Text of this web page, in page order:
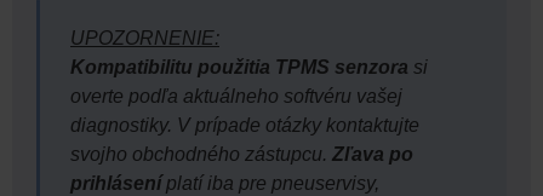
UPOZORNENIE:
Kompatibilitu použitia TPMS senzora si
overte podľa aktuálneho softvéru vašej
diagnostiky. V prípade otázky kontaktujte
svojho obchodného zástupcu. Zľava po
prihláseníplatí iba pre pneuservisy,